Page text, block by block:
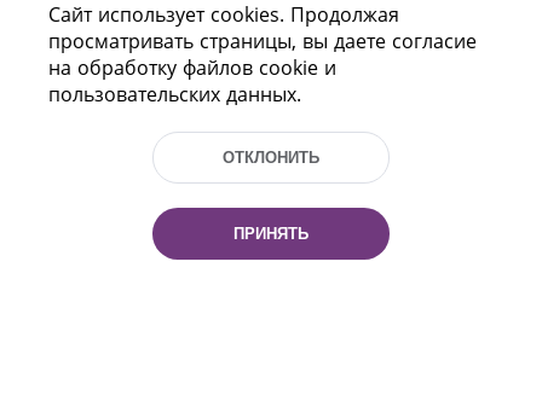
Пр-т Независимости 116
г. Минск, Республика Беларусь, 220114
Тел.: (+375 17) 368 37 37, Факс: (+375 17)
Эл. почта: inbox@nlb.by
Сайт использует cookies. Продолжая
просматривать страницы, вы даете согласие
на обработку файлов cookie и
пользовательских данных.
ОТКЛОНИТЬ
ПРИНЯТЬ